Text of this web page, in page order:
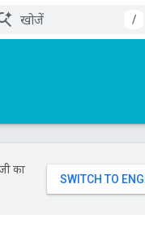
/
का